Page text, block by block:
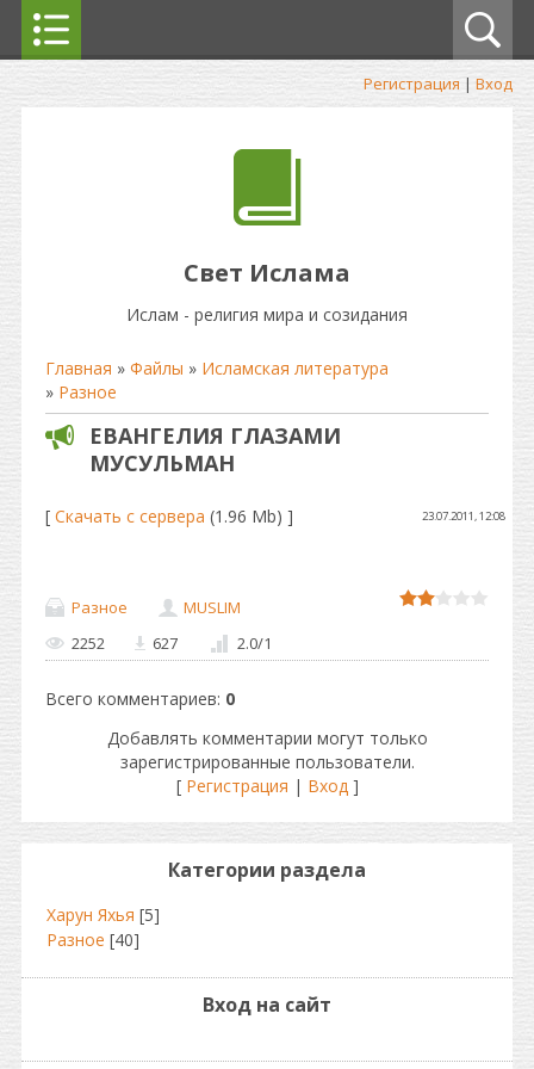
Регистрация | Вход
Свет Ислама
Ислам - религия мира и созидания
Главная » Файлы » Исламская литература
» Разное
ЕВАНГЕЛИЯ ГЛАЗАМИ
МУСУЛЬМАН
[ Скачать с сервера (1.96 Mb) ] 23.07.2011, 12:08
Разное
MUSLIM
2252
627 2.0/1
Всего комментариев: 0
Добавлять комментарии могут только
зарегистрированные пользователи.
[ Регистрация | Вход]
Категории раздела
Харун Яхья [5]
Разное [40]
Вход на сайт